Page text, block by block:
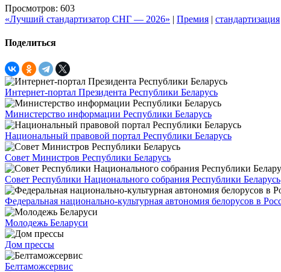
Просмотров: 603
«Лучший стандартизатор СНГ — 2026» | Премия | стандартизация
Поделиться
Интернет-портал Президента Республики Беларусь
Министерство информации Республики Беларусь
Национальный правовой портал Республики Беларусь
Совет Министров Республики Беларусь
Совет Республики Национального собрания Республики Беларусь
Федеральная национально-культурная автономия белорусов в
Молодежь Беларуси
Дом прессы
Белтаможсервис